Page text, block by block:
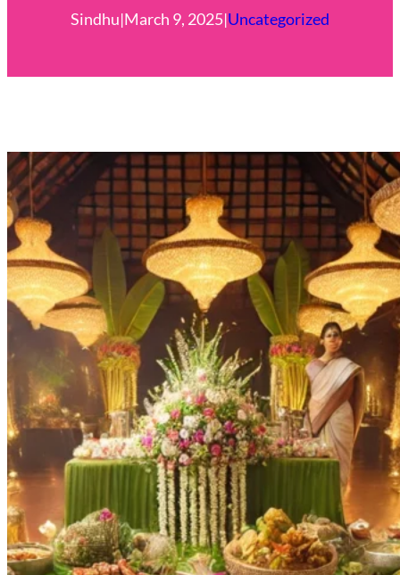
Sindhu|March 9, 2025|Uncategorized